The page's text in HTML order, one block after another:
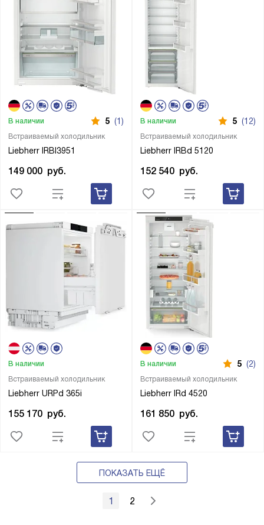
Встраиваемый холодильник
Liebherr IRBI3951
В наличии 5 (1)
149 000 руб.
Встраиваемый холодильник
Liebherr IRBd 5120
В наличии 5 (12)
152 540 руб.
Встраиваемый холодильник
Liebherr URPd 365i
В наличии
155 170 руб.
Встраиваемый холодильник
Liebherr IRd 4520
В наличии 5 (2)
161 850 руб.
ПОКАЗАТЬ ЕЩЁ
1 2